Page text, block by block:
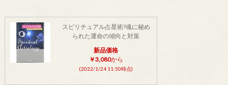
スピリチュアル占星術?魂に秘め
られた運命の傾向と対策
新品価格
￥3,080から
(2022/1/24 11:50時点)